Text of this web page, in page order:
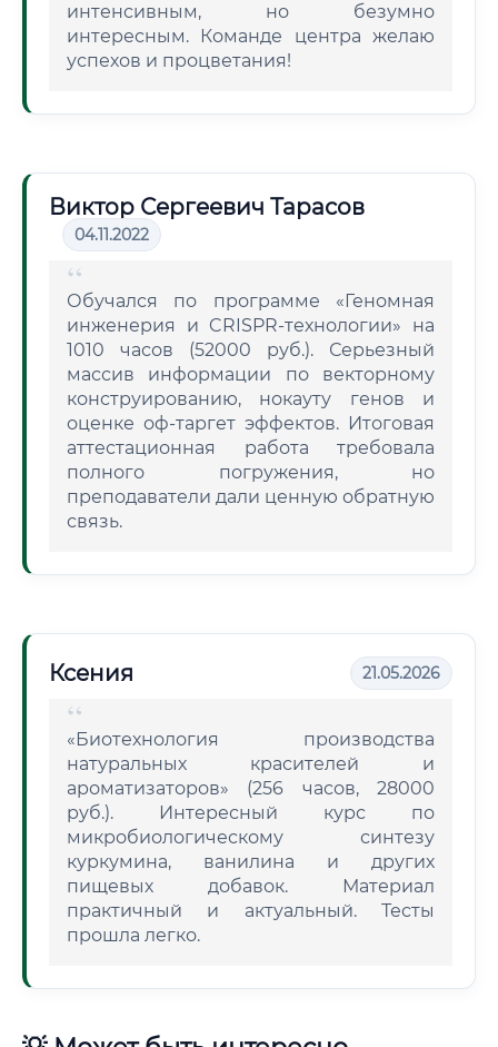
интенсивным, но безумно
интересным. Команде центра желаю
успехов и процветания!
Виктор Сергеевич Тарасов
04.11.2022
Обучался по программе «Геномная
инженерия и CRISPR-технологии» на
1010 часов (52000 руб.). Серьезный
массив информации по векторному
конструированию, нокауту генов и
оценке оф-таргет эффектов. Итоговая
аттестационная работа требовала
полного погружения, но
преподаватели дали ценную обратную
связь.
Ксения 21.05.2026
«Биотехнология производства
натуральных красителей и
ароматизаторов» (256 часов, 28000
руб.). Интересный курс по
микробиологическому синтезу
куркумина, ванилина и других
пищевых добавок. Материал
практичный и актуальный. Тесты
прошла легко.